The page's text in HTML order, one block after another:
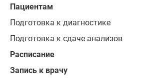
Пациентам
Подготовка к диагностике
Подготовка к сдаче анализов
Расписание
Запись к врачу